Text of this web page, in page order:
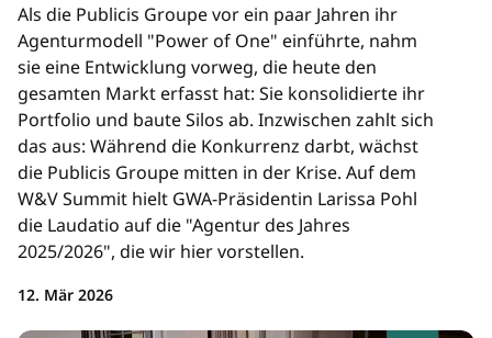
Als die Publicis Groupe vor ein paar Jahren ihr
Agenturmodell "Power of One" einführte, nahm
sie eine Entwicklung vorweg, die heute den
gesamten Markt erfasst hat: Sie konsolidierte ihr
Portfolio und baute Silos ab. Inzwischen zahlt sich
das aus: Während die Konkurrenz darbt, wächst
die Publicis Groupe mitten in der Krise. Auf dem
W&V Summit hielt GWA-Präsidentin Larissa Pohl
die Laudatio auf die "Agentur des Jahres
2025/2026", die wir hier vorstellen.
12. Mär 2026